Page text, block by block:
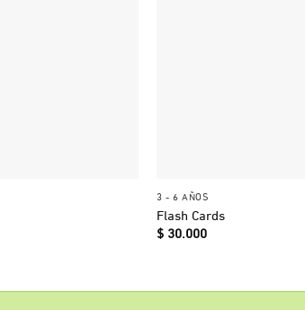
3 - 6 AÑOS
Flash Cards
$30.000